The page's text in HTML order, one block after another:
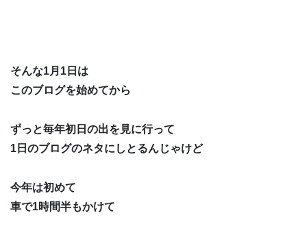
そんな1月1日は
このブログを始めてから
ずっと毎年初日の出を見に行って
1日のブログのネタにしとるんじゃけど
今年は初めて
車で1時間半もかけて